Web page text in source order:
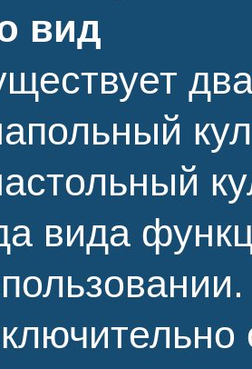
вид
вида